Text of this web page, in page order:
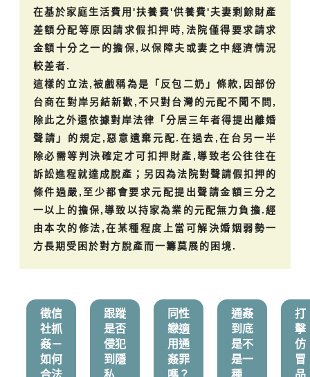
在基於家庭生活費用'扶養費'供養費'夫妻剩餘財產
差額分配等原因請求假扣押時,法院僅得要求請求
金額十分之一的擔保,以保障夫或妻之中經濟情況
較差者.
這樣的立法,被戲稱為是「反包二奶」條款,因部份
台商在對岸另結新歡,不只對台灣的元配不聞不問,
除此之外還依據對岸法律「分居三年者得提出離婚
聲請」的規定,惡意遺棄元配.在過去,在台另一半
除必需等判決確定才可扣押財產,導致老公往往在
訴訟進程就達成脫產；另因為法院對聲請假扣押的
條件過嚴,至少都會要求元配提出聲請金額三分之
一以上的擔保,導致以持家為業的元配無力負擔.經
由本次的修法,在某種程度上當可解決婚姻弱勢一
方長期受困於對方脫產而一籌莫展的困境.
徵信
社抓
姦－
如何
合法
跟蹤
是否
侵犯
到隱
私
同性
戀適
用通
姦罪
嗎？
通姦
到底
是不
是一
種
打
擊
仿
冒
品